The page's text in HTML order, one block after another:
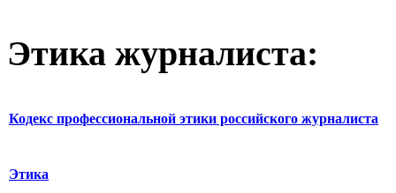
Этика журналиста:
Кодекс профессиональной этики российского журналиста
Этика